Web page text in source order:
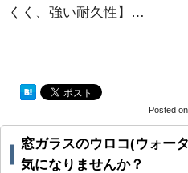
くく、強い耐久性】…
Posted on
窓ガラスのウロコ(ウォー
気になりませんか？